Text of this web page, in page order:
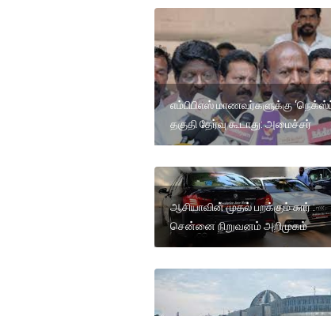
எம்பிபிஎஸ் மாணவர்களுக்கு
தகுதி தேர்வு கூடாது: அமைச்சர்
ஆசியாவின் முதல் பறக்கும் கார் :
சென்னை நிறுவனம் அறிமுகம்